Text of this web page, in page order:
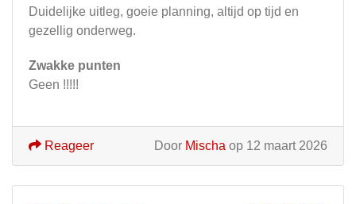
Duidelijke uitleg, goeie planning, altijd op tijd en
gezellig onderweg.
Zwakke punten
Geen !!!!!
Door Mischa op 12 maart 2026
Reageer